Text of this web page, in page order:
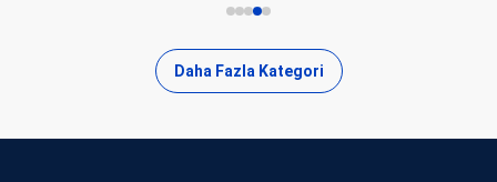
Daha Fazla Kategori